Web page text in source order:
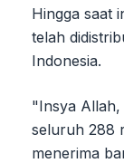
Hingga saat
telah
Indonesia.
"Insya
seluruh 288
menerima